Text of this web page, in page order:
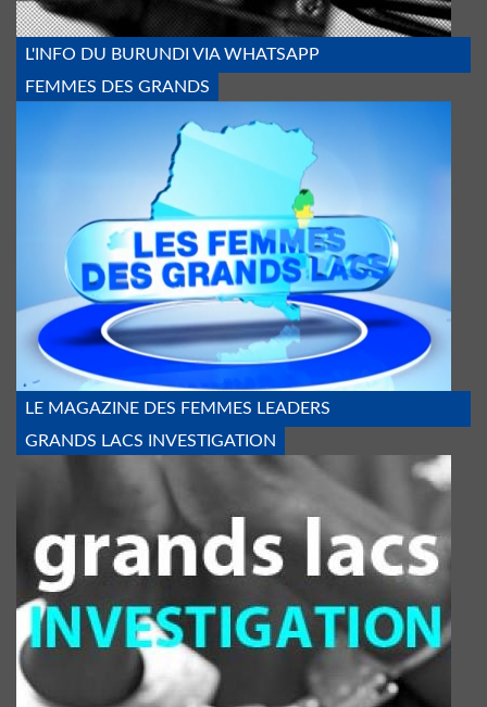
L'INFO DU BURUNDI VIA WHATSAPP
FEMMES DES GRANDS
FEMMES_DES_GDS_LACS.PNG
LE MAGAZINE DES FEMMES LEADERS
GRANDS LACS INVESTIGATION
MENOTTE_3.JPG